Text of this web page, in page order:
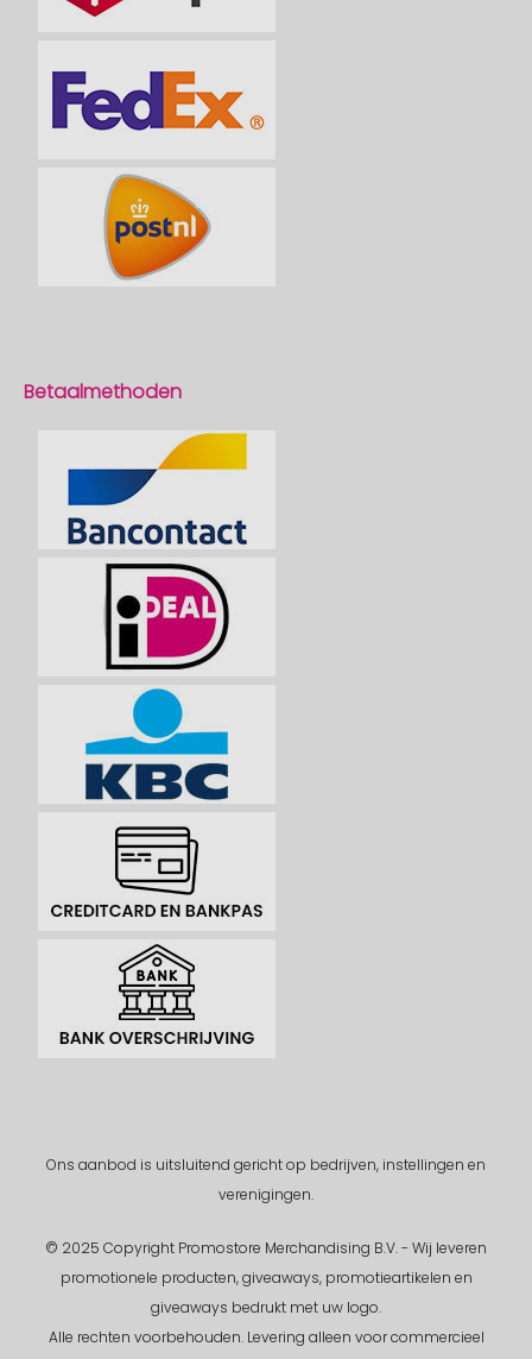
Betaalmethoden
Ons aanbod is uitsluitend gericht op bedrijven, instellingen en
verenigingen.
© 2025 Copyright Promostore Merchandising B.V. - Wij leveren
promotionele producten, giveaways, promotieartikelen en
giveaways bedrukt met uw logo.
Alle rechten voorbehouden.Levering alleen voor commercieel